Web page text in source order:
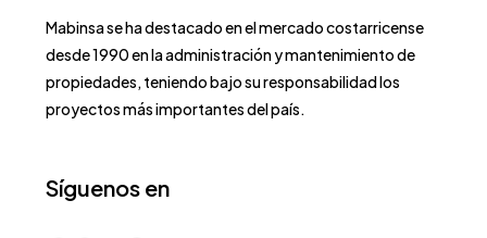
Mabinsa se ha destacado en el mercado costarricense
desde 1990 en la administración y mantenimiento de
propiedades, teniendo bajo su responsabilidad los
proyectos más importantes del país.
Síguenos en